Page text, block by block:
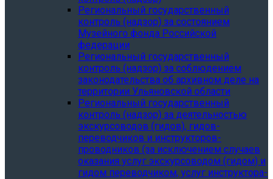
Региональный государственный
контроль (надзор) за состоянием
Музейного фонда Российской
федерации
Региональный государственный
контроль (надзор) за соблюдением
законодательства об архивном деле на
территории Ульяновской области
Региональный государственный
контроль (надзор) за деятельностью
экскурсоводов (гидов), гидов-
переводчиков и инструкторов-
проводников (за исключением случаев
оказания услуг экскурсоводом (гидом) и
гидом переводчиком, услуг инструктора-